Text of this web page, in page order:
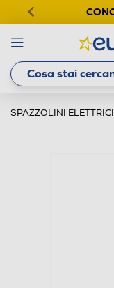
SPAZZOLINI ELETTRICI